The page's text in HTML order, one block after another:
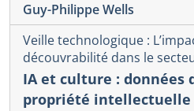
Guy-Philippe Wells
Veille technologique :
découvrabilité dans le
IA et culture : données
propriété intellectuelle